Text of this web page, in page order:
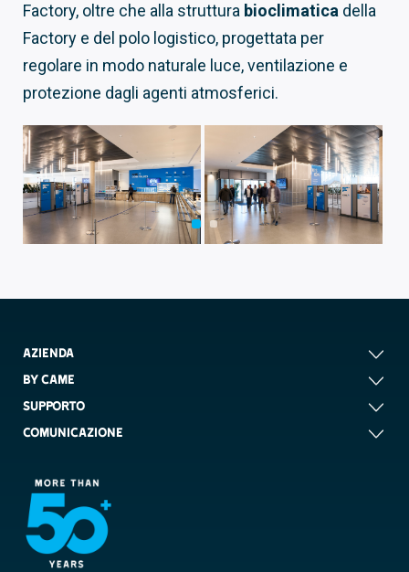
Factory, oltre che alla struttura bioclimatica della
Factory e del polo logistico, progettata per
regolare in modo naturale luce, ventilazione e
protezione dagli agenti atmosferici.
AZIENDA
BY CAME
SUPPORTO
COMUNICAZIONE